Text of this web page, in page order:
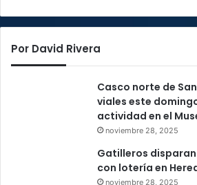
Por David Rivera
Casco norte de
viales este
actividad en el
noviembre 28, 2025
Gatilleros
con lotería en
noviembre 28, 2025